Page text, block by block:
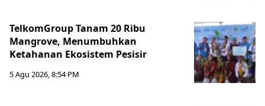
TelkomGroup Tanam 20 Ribu
Mangrove, Menumbuhkan
Ketahanan Ekosistem Pesisir
5 Agu 2026, 8:54 PM